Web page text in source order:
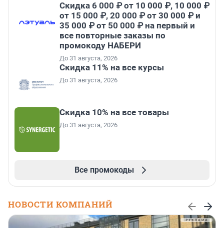
Скидка 6 000 ₽ от 10 000 ₽, 10 000 ₽
от 15 000 ₽, 20 000 ₽ от 30 000 ₽ и
35 000 ₽ от 50 000 ₽ на первый и
все повторные заказы по
промокоду НАБЕРИ
До 31 августа, 2026
Скидка 11% на все курсы
До 31 августа, 2026
Скидка 10% на все товары
До 31 августа, 2026
Все промокоды
НОВОСТИ КОМПАНИЙ